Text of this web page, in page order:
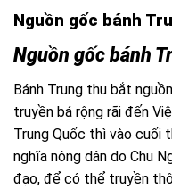
Nguồn gốc bánh
Nguồn gốc bánh
Bánh Trung thu bắt
truyền bá rộng rãi đến
Trung Quốc thì vào cuối
nghĩa nông dân do Chu
đạo, để có thể truyền